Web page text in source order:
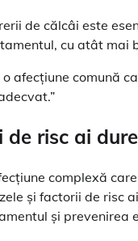
de călcâi este
cu atât
o afecțiune comună
de risc ai
complexă
și factorii de risc
și prevenirea